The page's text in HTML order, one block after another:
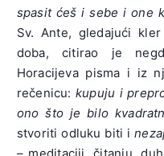
spasit ćeš i sebe i one
Sv. Ante, gledajući
doba, citirao je
Horacijeva pisma i iz
rečenicu:kupuju i
ono što je bilo
stvoriti odluku biti i